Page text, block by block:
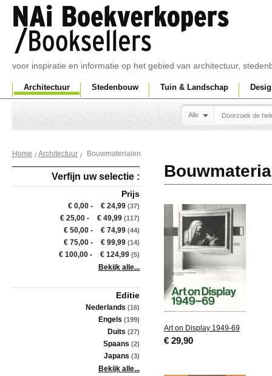
voor inspiratie en informatie op het gebied van architectuur,
Architectuur Stedenbouw Tuin & Landschap
Alle
Home Architectuur Bouwmaterialen
Verfijn uw selectie :
Prijs
€ 0,00 - € 24,99 (37)
€ 25,00 - € 49,99 (117)
€ 50,00 - € 74,99 (44)
€ 75,00 - € 99,99 (14)
€ 100,00 - € 124,99 (5)
Bekijk alle...
Editie
Nederlands (16)
Engels (199)
Duits (27)
Spaans (2)
Japans (3)
Bekijk alle...
Art on Display 1949-69
€ 29,90